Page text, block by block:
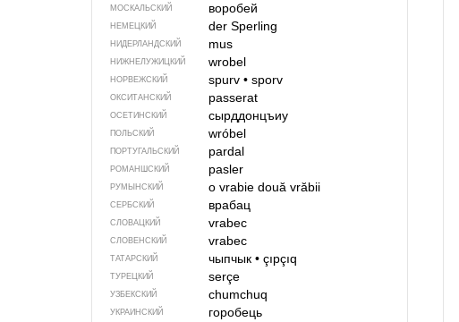
МОСКАЛЬСКИЙ воробей
НЕМЕЦКИЙ der Sperling
НИДЕРЛАНДСКИЙ mus
НИЖНЕЛУЖИЦКИЙ wrobel
НОРВЕЖСКИЙ spurv •sporv
ОКСИТАНСКИЙ passerat
ОСЕТИНСКИЙ сырддонцъиу
ПОЛЬСКИЙ wróbel
ПОРТУГАЛЬСКИЙ pardal
РОМАНШСКИЙ pasler
РУМЫНСКИЙ o vrabie două vrăbii
СЕРБСКИЙ врабац
СЛОВАЦКИЙ vrabec
СЛОВЕНСКИЙ vrabec
ТАТАРСКИЙ чыпчык •çıpçıq
ТУРЕЦКИЙ serçe
УЗБЕКСКИЙ chumchuq
УКРАИНСКИЙ горобець